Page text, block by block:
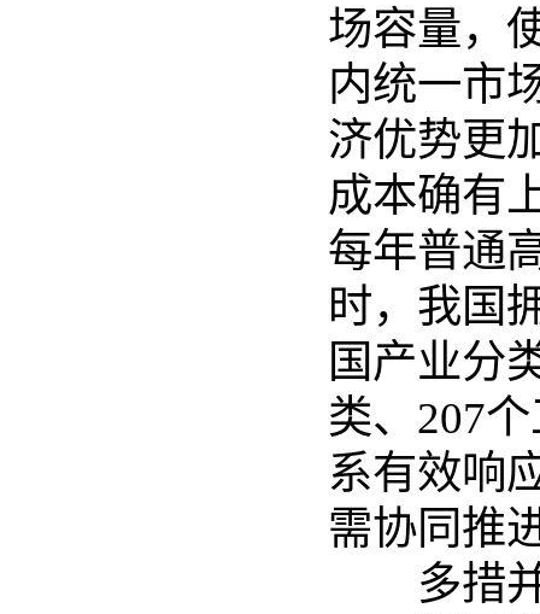
场容量，
内统一市
济优势更
成本确有
每年普通
时，我国
国产业分
类、207
系有效响
需协同推
多措并